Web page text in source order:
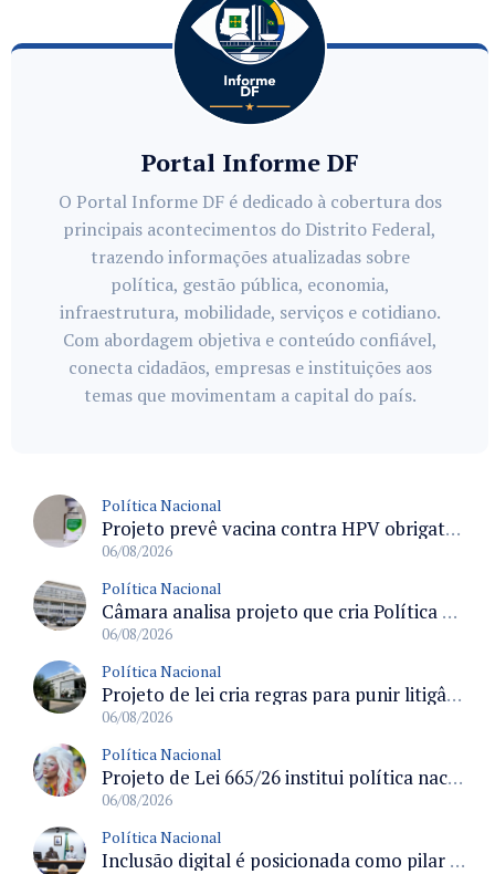
Portal Informe DF
O Portal Informe DF é dedicado à cobertura dos
principais acontecimentos do Distrito Federal,
trazendo informações atualizadas sobre
política, gestão pública, economia,
infraestrutura, mobilidade, serviços e cotidiano.
Com abordagem objetiva e conteúdo confiável,
conecta cidadãos, empresas e instituições aos
temas que movimentam a capital do país.
Política Nacional
Projeto prevê vacina contra HPV obrigatória e testes moleculares para rastreamento do câncer do colo do útero
06/08/2026
Política Nacional
Câmara analisa projeto que cria Política Nacional de Qualificação e Valorização da Preceptoria na Residência Médica
06/08/2026
Política Nacional
Projeto de lei cria regras para punir litigância abusiva reversa e integrar sistemas do Judiciário
06/08/2026
Política Nacional
Projeto de Lei 665/26 institui política nacional para prevenção ao transfeminicídio e prevê medidas de proteção e reparação
06/08/2026
Política Nacional
Inclusão digital é posicionada como pilar essencial da reurbanização de favelas e periferias